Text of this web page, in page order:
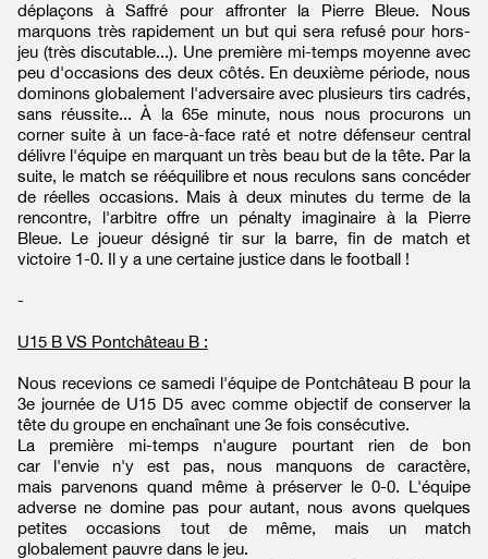
déplaçons à Saffré pour affronter la Pierre Bleue. Nous
marquons très rapidement un but qui sera refusé pour hors-
jeu (très discutable...). Une première mi-temps moyenne avec
peu d'occasions des deux côtés. En deuxième période, nous
dominons globalement l'adversaire avec plusieurs tirs cadrés,
sans réussite... À la 65e minute, nous nous procurons un
corner suite à un face-à-face raté et notre défenseur central
délivre l'équipe en marquant un très beau but de la tête. Par la
suite, le match se rééquilibre et nous reculons sans concéder
de réelles occasions. Mais à deux minutes du terme de la
rencontre, l'arbitre offre un pénalty imaginaire à la Pierre
Bleue. Le joueur désigné tir sur la barre, fin de match et
victoire 1-0. Il y a une certaine justice dans le football !
-
U15 B VS Pontchâteau B :
Nous recevions ce samedi l'équipe de Pontchâteau B pour la
3e journée de U15 D5 avec comme objectif de conserver la
tête du groupe en enchaînant une 3e fois consécutive.
La première mi-temps n'augure pourtant rien de bon
car l'envie n'y est pas, nous manquons de caractère,
mais parvenons quand même à préserver le 0-0. L'équipe
adverse ne domine pas pour autant, nous avons quelques
petites occasions tout de même, mais un match
globalement pauvre dans le jeu.